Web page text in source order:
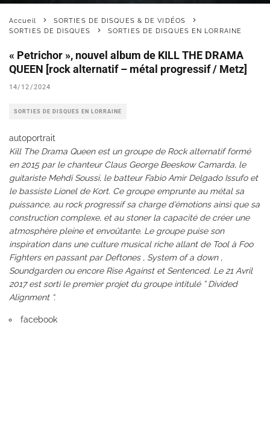
Accueil
SORTIES DE DISQUES & DE VIDÉOS
SORTIES DE DISQUES
SORTIES DE DISQUES EN LORRAINE
« Petrichor », nouvel album de KILL THE DRAMA
QUEEN [rock alternatif – métal progressif / Metz]
14/12/2024
SORTIES DE DISQUES EN LORRAINE
autoportrait
Kill The Drama Queen est un groupe de Rock alternatif formé
en 2015 par le chanteur Claus George Beeskow Camarda, le
guitariste Mehdi Soussi, le batteur Fabio Amir Delgado Issufo et
le bassiste Lionel de Kort. Ce groupe emprunte au métal sa
puissance, au rock progressif sa charge d’émotions ainsi que sa
construction complexe, et au stoner la capacité de créer une
atmosphère pleine et envoûtante. Le groupe puise son
inspiration dans une culture musical riche allant de Tool à Foo
Fighters en passant par Deftones , System of a down ,
Soundgarden ou encore Rise Against et Sentenced. Le 21 Avril
2017 est sorti le premier projet du groupe intitulé ” Divided
Alignment “.
facebook